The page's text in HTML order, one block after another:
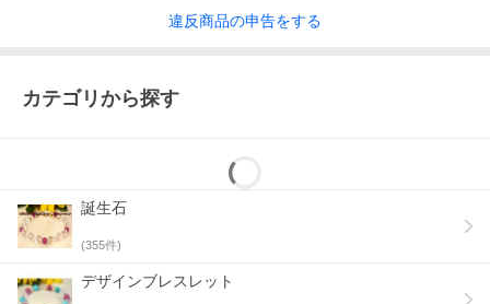
違反商品の申告をする
カテゴリから探す
誕生石
(355件)
デザインブレスレット